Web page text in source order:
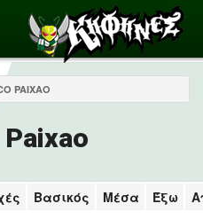
PAIXAO
Βασικός Μέσα Έξω